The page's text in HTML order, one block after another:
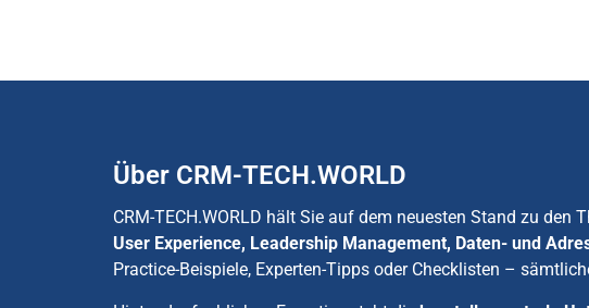
Über CRM-TECH.WORLD
CRM-TECH.WORLD hält Sie auf dem neuesten Stand zu den
User Experience, Leadership Management, Daten- und
Practice-Beispiele, Experten-Tipps oder Checklisten –